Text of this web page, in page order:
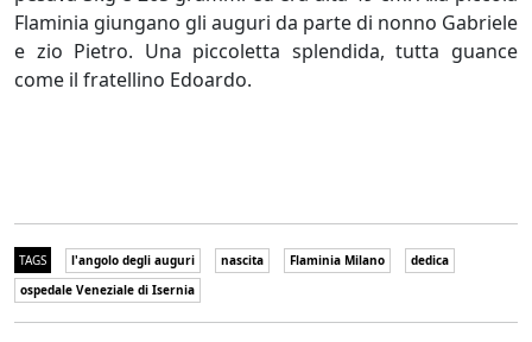
Flaminia giungano gli auguri da parte di nonno Gabriele
e zio Pietro. Una piccoletta splendida, tutta guance
come il fratellino Edoardo.
TAGS l'angolo degli auguri nascita Flaminia Milano
dedica
ospedale Veneziale di Isernia